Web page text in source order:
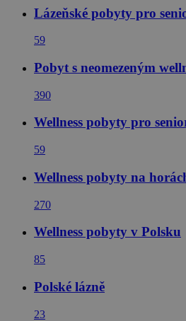
Lázeňské pobyty pro
59
Pobyt s neomezeným
390
Wellness pobyty pro
59
Wellness pobyty na
270
Wellness pobyty v Polsku
85
Polské lázně
23